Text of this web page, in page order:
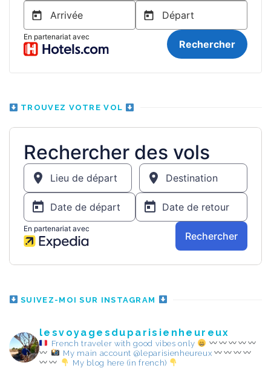
TROUVEZ VOTRE VOL
SUIVEZ-MOI SUR INSTAGRAM
lesvoyagesduparisienheureux
French traveler with good vibes only
My main account @leparisienheureux
My blog here (in french)